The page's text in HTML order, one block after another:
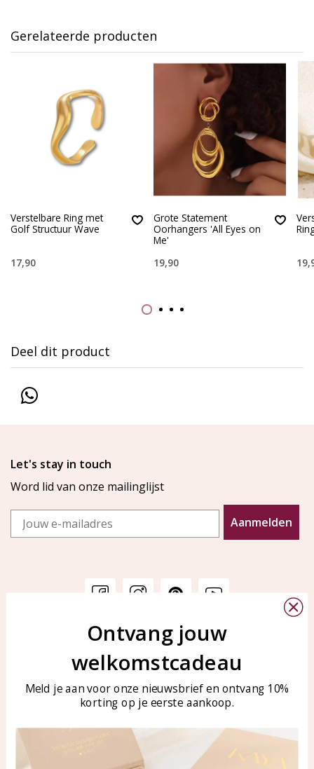
Gerelateerde producten
Verstelbare Ring met
Golf Structuur Wave
17,90
Grote Statement
Oorhangers 'All Eyes on
Me'
19,90
Deel dit product
Let's stay in touch
Word lid van onze mailinglijst
Email
Aanmelden
Veelgestelde vragen
Sieraden onderhouden
KAYA Sieraden
Bellen of WhatsApp Ma-Vr
tussen 09:00-17:00
Tel: 0850003187
WhatsApp: 0850003187
klantenservice@kayasierade
Ontvang jouw
welkomstcadeau
Meld je aan voor onze nieuwsbrief en ontvang 10%
korting op je eerste aankoop.